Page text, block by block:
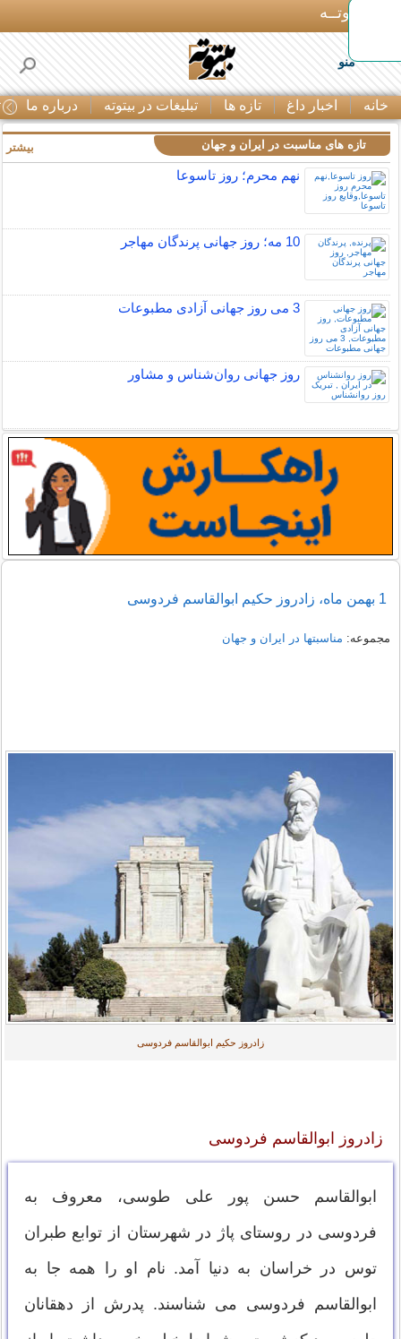
بـیتوتــه
منو
خانه اخبار داغ تازه ها تبلیغات در بیتوته درباره ما
تازه های مناسبت در ایران و جهان
نهم محرم؛ روز تاسوعا
10 مه؛ روز جهانی پرندگان مهاجر
3 می روز جهانی آزادی مطبوعات
روز جهانی روان‌شناس و مشاور
بیشتر
1 بهمن ماه، زادروز حکیم ابوالقاسم فردوسی
مجموعه: مناسبتها در ایران و جهان
زادروز حکیم ابوالقاسم فردوسی
زادروز ابوالقاسم فردوسی
ابوالقاسم حسن پور علی طوسی، معروف به
فردوسی در روستای پاژ در شهرستان از توابع طبران
توس در خراسان به دنیا آمد. نام او را همه جا به
ابوالقاسم فردوسی می شناسند. پدرش از دهقانان